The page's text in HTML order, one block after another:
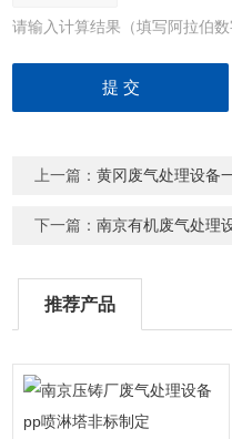
请输入计算结果（填写阿拉伯
上一篇：黄冈废气处理设备
下一篇：南京有机废气处理
推荐产品